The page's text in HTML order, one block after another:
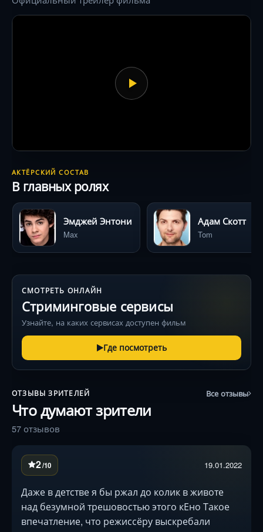
австрийские «Парады Крампуса», а финальную
АКТЁРСКИЙ СОСТАВ
В главных ролях
Эмджей Энтони
Max
Адам Скотт
Tom
СМОТРЕТЬ ОНЛАЙН
Стриминговые сервисы
Узнайте, на каких сервисах доступен фильм
Где посмотреть
ОТЗЫВЫ ЗРИТЕЛЕЙ
Что думают зрители
57 отзывов
Все отзывы
2/10 19.01.2022
Даже в детстве я бы ржал до колик в животе
над безумной трешовостью этого кЕно Такое
впечатление, что режиссёру выскребали